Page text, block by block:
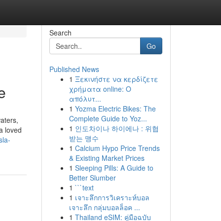
loved
Search
Go
Published News
1 Ξεκινήστε να κερδίζετε
χρήματα online: Ο
απόλυτ...
1 Yozma Electric Bikes: The
Complete Guide to Yoz...
1 인도차이나 하이에나 : 위협
받는 맹수
1 Calcium Hypo Price Trends
& Existing Market Prices
1 Sleeping Pills: A Guide to
Better Slumber
1 ```text
1 เจาะลึกการวิเคราะห์บอล
เจาะลึก กลุ่มบอลล็อค ...
1 Thailand eSIM: คู่มือฉบับ